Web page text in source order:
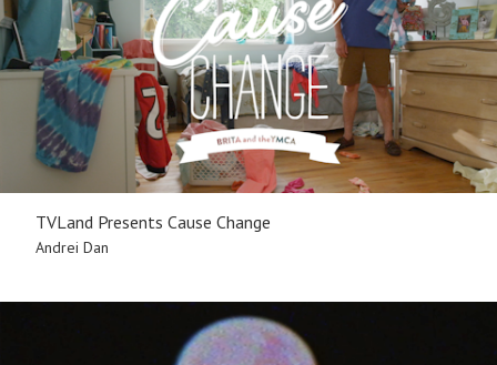
TVLand Presents Cause Change
Andrei Dan